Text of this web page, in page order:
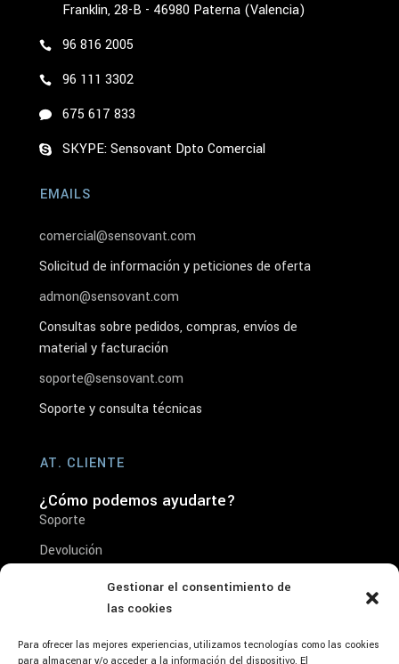
Gestionar el consentimiento de
las cookies
Para ofrecer las mejores experiencias, utilizamos tecnologías como las cookies
para almacenar y/o acceder a la información del dispositivo. El
Franklin, 28-B - 46980 Paterna (Valencia)
96 816 2005
96 111 3302
675 617 833
SKYPE: Sensovant Dpto Comercial
EMAILS
comercial@sensovant.com
Solicitud de información y peticiones de oferta
admon@sensovant.com
Consultas sobre pedidos, compras, envíos de
material y facturación
soporte@sensovant.com
Soporte y consulta técnicas
AT. CLIENTE
¿Cómo podemos ayudarte?
Soporte
Devolución
Condiciones de venta
Aviso Legal- Condiciones de Uso y Aceptación